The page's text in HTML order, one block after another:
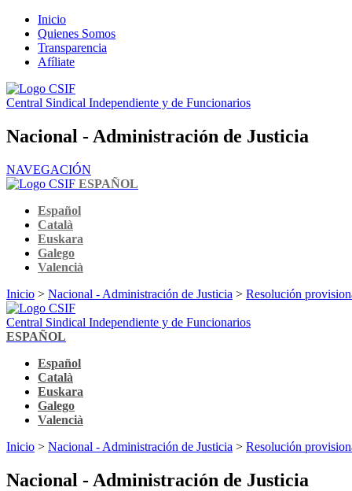
Inicio
Quienes Somos
Transparencia
Afíliate
Central Sindical Independiente y de Funcionarios
Nacional - Administración de Justicia
NAVEGACIÓN
ESPAÑOL
Español
Català
Euskara
Galego
Valencià
Inicio > Nacional - Administración de Justicia > Resolución
Central Sindical Independiente y de Funcionarios
ESPAÑOL
Español
Català
Euskara
Galego
Valencià
Inicio > Nacional - Administración de Justicia > Resolución
Nacional - Administración de Justicia